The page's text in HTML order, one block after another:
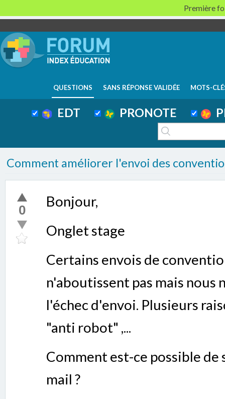
QUESTIONS SANS RÉPONSE VALIDÉE MOTS-
EDT PRONOTE
Comment améliorer l'envoi des
0
Bonjour,
Onglet stage
Certains envois de
n'aboutissent pas mais nous
l'échec d'envoi. Plusieurs
"anti robot" ,...
Comment est-ce possible
mail ?
Première